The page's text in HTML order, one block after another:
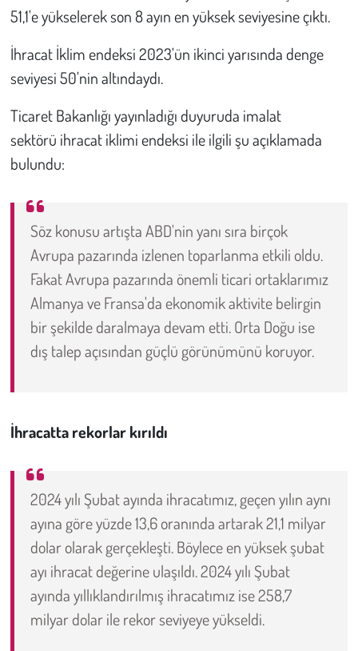
51,1'e yükselerek son 8 ayın en yüksek seviyesine çıktı.
İhracat İklim endeksi 2023'ün ikinci yarısında denge
seviyesi 50'nin altındaydı.
Ticaret Bakanlığı yayınladığı duyuruda imalat
sektörü ihracat iklimi endeksi ile ilgili şu açıklamada
bulundu:
Söz konusu artışta ABD'nin yanı sıra birçok
Avrupa pazarında izlenen toparlanma etkili oldu.
Fakat Avrupa pazarında önemli ticari ortaklarımız
Almanya ve Fransa'da ekonomik aktivite belirgin
bir şekilde daralmaya devam etti. Orta Doğu ise
dış talep açısından güçlü görünümünü koruyor.
İhracatta rekorlar kırıldı
2024 yılı Şubat ayında ihracatımız, geçen yılın aynı
ayına göre yüzde 13,6 oranında artarak 21,1 milyar
dolar olarak gerçekleşti. Böylece en yüksek şubat
ayı ihracat değerine ulaşıldı. 2024 yılı Şubat
ayında yıllıklandırılmış ihracatımız ise 258,7
milyar dolar ile rekor seviyeye yükseldi.
Galeri
Günün İçinden
Vefat İlanları
Tarih
Hukuk
Tarım
Son Dakika
Kent